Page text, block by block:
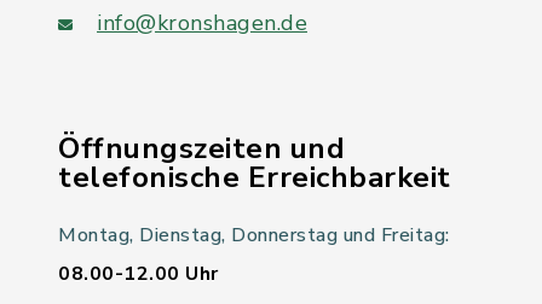
info@kronshagen.de
Öffnungszeiten und
telefonische Erreichbarkeit
Montag, Dienstag, Donnerstag und Freitag:
08.00-12.00 Uhr